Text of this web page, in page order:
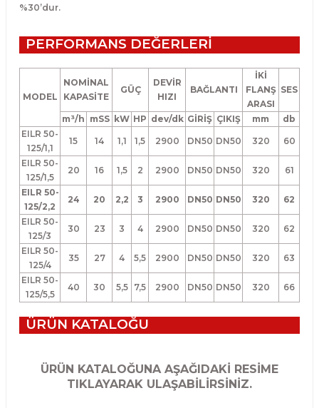
%30’dur.
PERFORMANS DEĞERLERİ
MODEL
NOMİNAL
KAPASİTE
GÜÇ
DEVİR
HIZI
BAĞLANTI
İKİ
FLANŞ
ARASI
SES
m³/h mSS kW HP dev/dk GİRİŞ ÇIKIŞ mm
db
EILR 50-
125/1,1
15 14 1,1 1,5 2900 DN50 DN50 320 60
EILR 50-
125/1,5
20 16 1,5 2 2900 DN50 DN50 320 61
EILR 50-
125/2,2
24 20 2,2 3 2900 DN50 DN50 320 62
EILR 50-
125/3
30 23 3 4 2900 DN50 DN50 320 62
EILR 50-
125/4
35 27 4 5,5 2900 DN50 DN50 320 63
EILR 50-
125/5,5
40 30 5,5 7,5 2900 DN50 DN50 320 66
ÜRÜN KATALOĞU
ÜRÜN KATALOĞUNA AŞAĞIDAKİ RESİME
TIKLAYARAK ULAŞABİLİRSİNİZ.